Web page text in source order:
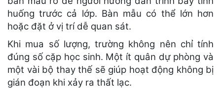
huống trước cả lớp. Bàn mẫu có thể lớn hơn
hoặc đặt ở vị trí dễ quan sát.
Khi mua số lượng, trường không nên chỉ tính
đúng số cặp học sinh. Một ít quân dự phòng và
một vài bộ thay thế sẽ giúp hoạt động không bị
gián đoạn khi xảy ra thất lạc.